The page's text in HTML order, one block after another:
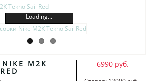
Loading...
M2K 6990 руб.